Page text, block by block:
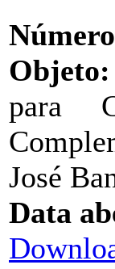
Objeto:
para
José
Data